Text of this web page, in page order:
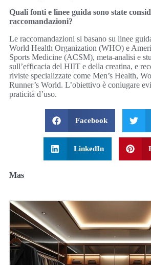
Quali fonti e linee guida sono state
raccomandazioni?
Le raccomandazioni si basano su linee
World Health Organization (WHO) e
Sports Medicine (ACSM), meta-analisi e
sull’efficacia del HIIT e della creatina, e
riviste specializzate come Men’s Health,
Runner’s World. L’obiettivo è coniugare
praticità d’uso.
Facebook
LinkedIn
Mas